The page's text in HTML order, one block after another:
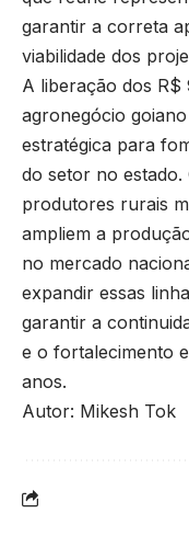
garantir a correta
viabilidade dos
A liberação dos R$
agronegócio
estratégica para
do setor no estado.
produtores rurais
ampliem a
no mercado
expandir essas
garantir a
e o fortalecimento
anos.
Autor: Mikesh Tok